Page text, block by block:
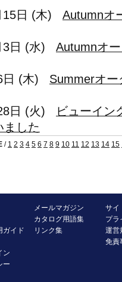
15日 (木) Autumnオ
3日 (水) Autumnオ
日 (木) Summerオ
日 (火)
ビューイン
ました
/ 1 2 3 4 5 6 7 8 9 10 11 12 13 14 15
ガイド
ン
ー
メールマガジン
カタログ用語集
リンク集
サイ
プラ
運営
免責